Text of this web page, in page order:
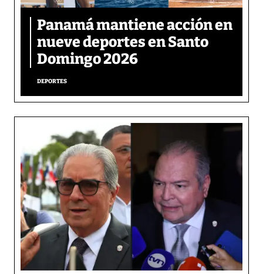
Panamá mantiene acción en
nueve deportes en Santo
Domingo 2026
DEPORTES